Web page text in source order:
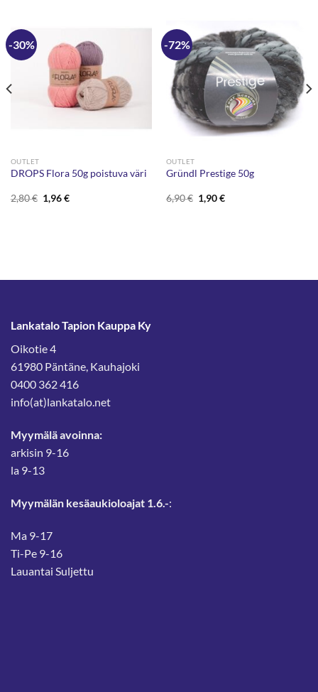
-30%
OUTLET
DROPS Flora 50g poistuva väri
2,80€ Alkuperäinen
hinta
1,96€Nykyinen
-72%
OUTLET
Gründl Prestige 50g
6,90€ Alkuperäinen
hinta
1,90€Nykyinen
Lankatalo Tapion Kauppa Ky
Oikotie 4
61980 Päntäne, Kauhajoki
0400 362 416
info(at)lankatalo.net
Myymälä avoinna:
arkisin 9-16
la 9-13
Myymälän kesäaukioloajat 1.6.-:
Ma 9-17
Ti-Pe 9-16
Lauantai Suljettu